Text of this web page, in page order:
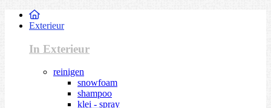
Exterieur
In Exterieur
reinigen
snowfoam
shampoo
klei - spray